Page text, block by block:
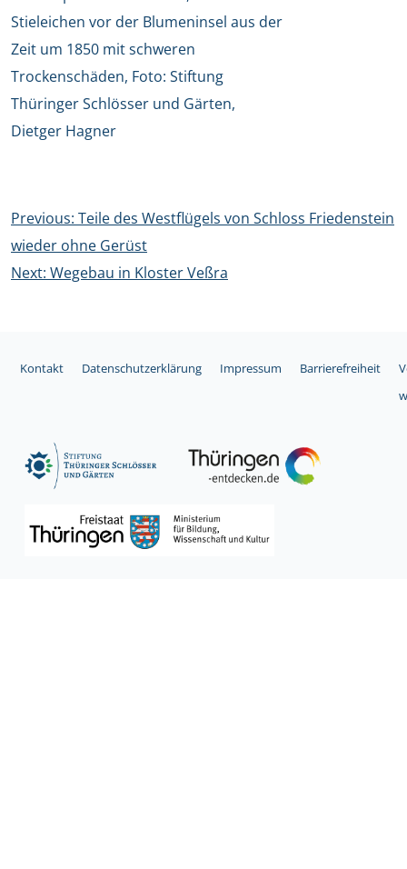
Stieleichen vor der Blumeninsel aus der
Zeit um 1850 mit schweren
Trockenschäden, Foto: Stiftung
Thüringer Schlösser und Gärten,
Dietger Hagner
Beitragsnavigation
Previous: Teile des Westflügels von Schloss Friedenstein
wieder ohne Gerüst
Next: Wegebau in Kloster Veßra
Kontakt Datenschutzerklärung Impressum Barrierefreiheit